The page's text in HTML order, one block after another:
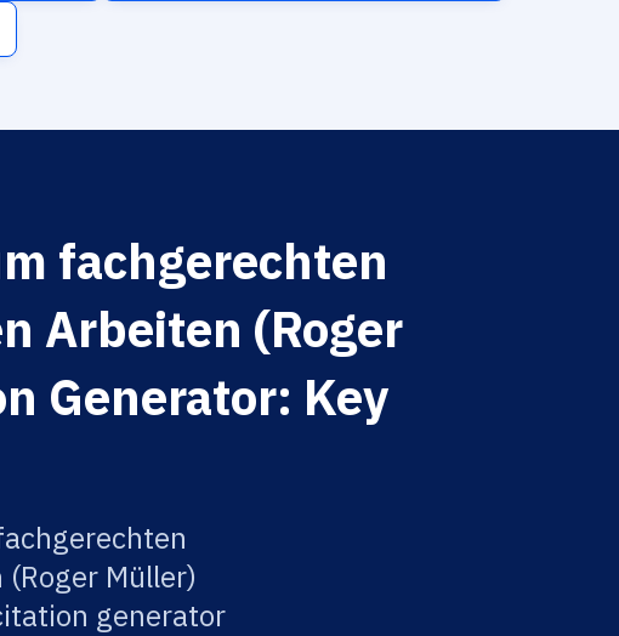
fachgerechten
Arbeiten (Roger
Generator: Key
Müller)
generator